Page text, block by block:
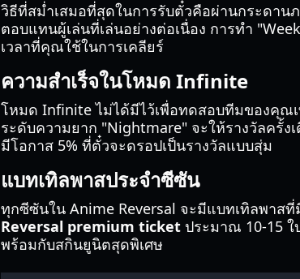
วิธีที่สม่ำเสมอที่สุดในการรับตั๋วคือผ่านกระดาน
ตอบแทนผู้เล่นที่เล่นอย่างต่อเนื่อง การทำ
เวลาที่คุณใช้ในการเคลียร์
ความสำเร็จในโหมด Infinite
โหมด Infinite ไม่ได้มีไว้เพื่อทดสอบทีมของคุณ
ระดับความยาก "Nightmare" จะให้รางวัลครั้
มีโอกาส 5% ที่ตั๋วจะดรอปเป็นรางวัลแบบสุ่ม
แบทเทิลพาสประจำซีซัน
ทุกซีซันใน Anime Reversal จะมีแบทเทิลพาส
Reversal premium ticket ประมาณ 10-15 ใ
พร้อมกับสกินยูนิตสุดพิเศษ